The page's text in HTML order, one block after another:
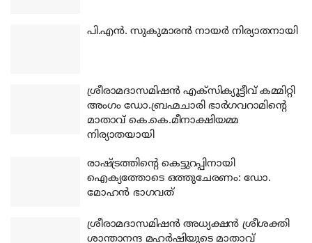
പി.എന്‍. സുകുമാരന്‍ നായര്‍ നിര്യാതനായി
ശ്രീരാമദാസമിഷന്‍ എക്‌സിക്യൂട്ടീവ് കമ്മിറ്റി
അംഗം ഡോ.ബ്രഹ്മചാരി ഭാര്‍ഗവറാമിന്റെ
മാതാവ് കെ.കെ.മീനാക്ഷിയമ്മ
നിര്യാതയായി
രാഷ്ട്രത്തിന്റെ കെട്ടുറപ്പിനായി
ഐക്യത്തോടെ ഒത്തുചേരണം: ഡോ.
മോഹന്‍ ഭാഗവത്
ശ്രീരാമദാസമിഷന്‍ അധ്യക്ഷന്‍ ശ്രീശക്തി
ശാന്താനന്ദ മഹര്‍ഷിയുടെ മാതാവ്